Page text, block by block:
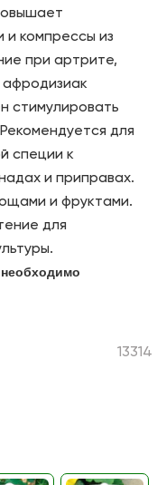
и компрессы из
при артрите,
афродизиак
стимулировать
для
специи к
и приправах.
и фруктами.
для
13314